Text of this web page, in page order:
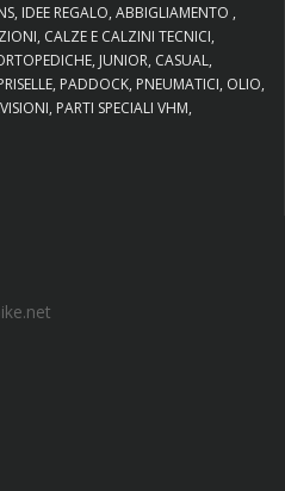
IDEE REGALO ABBIGLIAMENTO
CALZE E CALZINI TECNICI
JUNIOR CASUAL
PADDOCK PNEUMATICI OLIO
PARTI SPECIALI VHM